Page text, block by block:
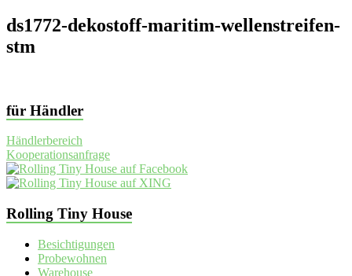
ds1772-dekostoff-maritim-wellenstreifen-
stm
für Händler
Händlerbereich
Kooperationsanfrage
Rolling Tiny House
Besichtigungen
Probewohnen
Warehouse